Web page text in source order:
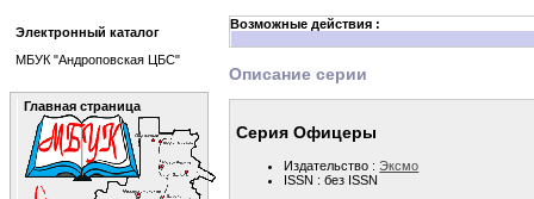
Возможные действия :
Описание серии
Серия Офицеры
Издательство :Эксмо
ISSN : без ISSN
Электронный каталог
МБУК "Андроповская ЦБС"
Главная страница